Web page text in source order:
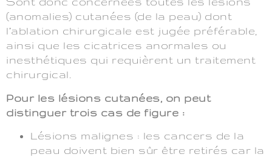
(anomalies) cutanées (de la peau) dont
l’ablation chirurgicale est jugée préférable,
ainsi que les cicatrices anormales ou
inesthétiques qui requièrent un traitement
chirurgical.
Pour les lésions cutanées, on peut
distinguer trois cas de figure :
Lésions malignes : les cancers de la
peau doivent bien sûr être retirés car la